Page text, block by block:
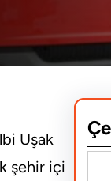
Uşak
şehir içi